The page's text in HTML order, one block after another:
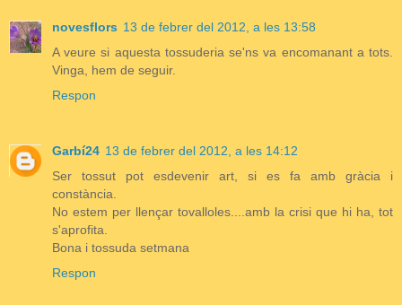
novesflors 13 de febrer del 2012, a les 13:58
A veure si aquesta tossuderia se'ns va encomanant a tots.
Vinga, hem de seguir.
Respon
Garbí24 13 de febrer del 2012, a les 14:12
Ser tossut pot esdevenir art, si es fa amb gràcia i
constància.
No estem per llençar tovalloles....amb la crisi que hi ha, tot
s'aprofita.
Bona i tossuda setmana
Respon